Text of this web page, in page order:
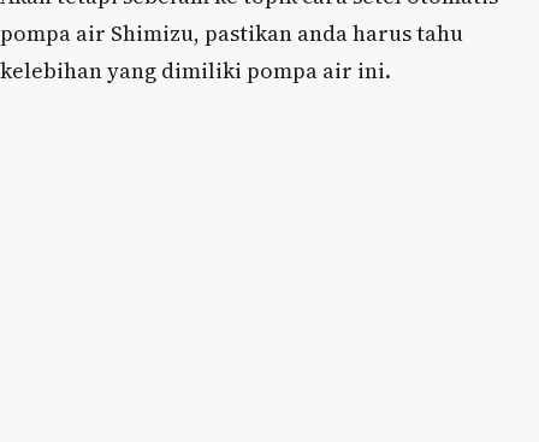
pompa air Shimizu, pastikan anda harus tahu
kelebihan yang dimiliki pompa air ini.